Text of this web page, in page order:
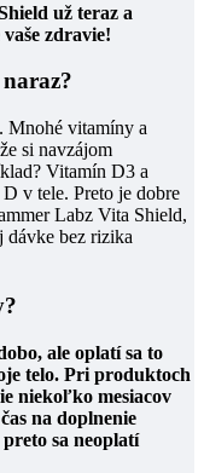
už teraz a
zdravie!
Mnohé vitamíny a
si navzájom
Vitamín D3 a
v tele. Preto je dobre
Labz Vita Shield,
dávke bez rizika
ale oplatí sa to
telo. Pri produktoch
niekoľko mesiacov
na doplnenie
sa neoplatí